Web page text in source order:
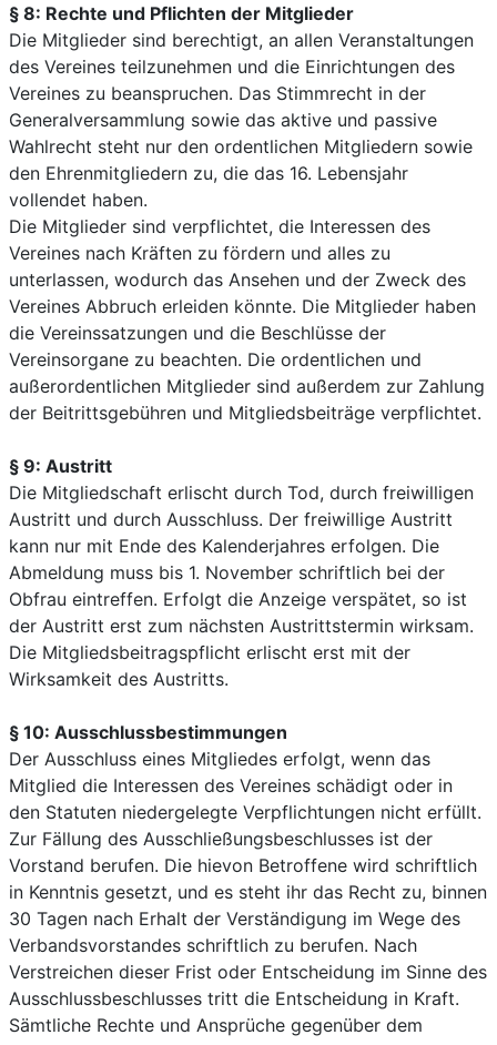
§ 8: Rechte und Pflichten der Mitglieder
Die Mitglieder sind berechtigt, an allen Veranstaltungen
des Vereines teilzunehmen und die Einrichtungen des
Vereines zu beanspruchen. Das Stimmrecht in der
Generalversammlung sowie das aktive und passive
Wahlrecht steht nur den ordentlichen Mitgliedern sowie
den Ehrenmitgliedern zu, die das 16. Lebensjahr
vollendet haben.
Die Mitglieder sind verpflichtet, die Interessen des
Vereines nach Kräften zu fördern und alles zu
unterlassen, wodurch das Ansehen und der Zweck des
Vereines Abbruch erleiden könnte. Die Mitglieder haben
die Vereinssatzungen und die Beschlüsse der
Vereinsorgane zu beachten. Die ordentlichen und
außerordentlichen Mitglieder sind außerdem zur Zahlung
der Beitrittsgebühren und Mitgliedsbeiträge verpflichtet.
§ 9: Austritt
Die Mitgliedschaft erlischt durch Tod, durch freiwilligen
Austritt und durch Ausschluss. Der freiwillige Austritt
kann nur mit Ende des Kalenderjahres erfolgen. Die
Abmeldung muss bis 1. November schriftlich bei der
Obfrau eintreffen. Erfolgt die Anzeige verspätet, so ist
der Austritt erst zum nächsten Austrittstermin wirksam.
Die Mitgliedsbeitragspflicht erlischt erst mit der
Wirksamkeit des Austritts.
§ 10: Ausschlussbestimmungen
Der Ausschluss eines Mitgliedes erfolgt, wenn das
Mitglied die Interessen des Vereines schädigt oder in
den Statuten niedergelegte Verpflichtungen nicht erfüllt.
Zur Fällung des Ausschließungsbeschlusses ist der
Vorstand berufen. Die hievon Betroffene wird schriftlich
in Kenntnis gesetzt, und es steht ihr das Recht zu, binnen
30 Tagen nach Erhalt der Verständigung im Wege des
Verbandsvorstandes schriftlich zu berufen. Nach
Verstreichen dieser Frist oder Entscheidung im Sinne des
Ausschlussbeschlusses tritt die Entscheidung in Kraft.
Sämtliche Rechte und Ansprüche gegenüber dem